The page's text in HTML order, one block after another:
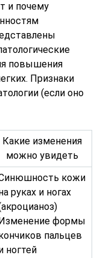
и почему
повышения
Признаки
(если оно
Какие изменения
можно увидеть
кожи
руках и ногах
формы
пальцев
ногтей